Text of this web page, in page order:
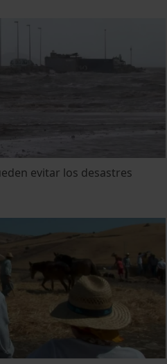
evitar los desastres